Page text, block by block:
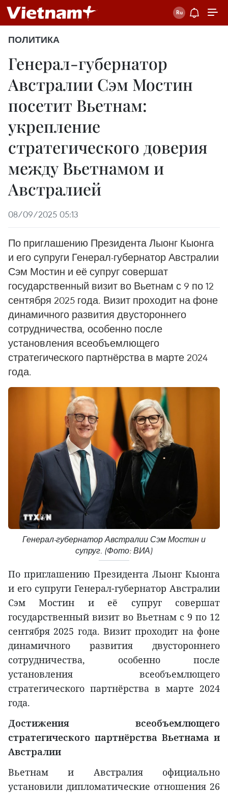
ПОЛИТИКА
Генерал-губернатор
Австралии Сэм Мостин
посетит Вьетнам:
укрепление
стратегического доверия
между Вьетнамом и
Австралией
08/09/2025 05:13
По приглашению Президента Лыонг Кыонга
и его супруги Генерал-губернатор Австралии
Сэм Мостин и её супруг совершат
государственный визит во Вьетнам с 9 по 12
сентября 2025 года. Визит проходит на фоне
динамичного развития двустороннего
сотрудничества, особенно после
установления всеобъемлющего
стратегического партнёрства в марте 2024
года.
Генерал-губернатор Австралии Сэм Мостин и
супруг. (Фото: ВИА)
По приглашению Президента Лыонг Кыонга
и его супруги Генерал-губернатор Австралии
Сэм Мостин и её супруг совершат
государственный визит во Вьетнам с 9 по 12
сентября 2025 года. Визит проходит на фоне
динамичного развития двустороннего
сотрудничества, особенно после
установления всеобъемлющего
стратегического партнёрства в марте 2024
года.
Достижения всеобъемлющего
стратегического партнёрства Вьетнама и
Австралии
Вьетнам и Австралия официально
установили дипломатические отношения 26